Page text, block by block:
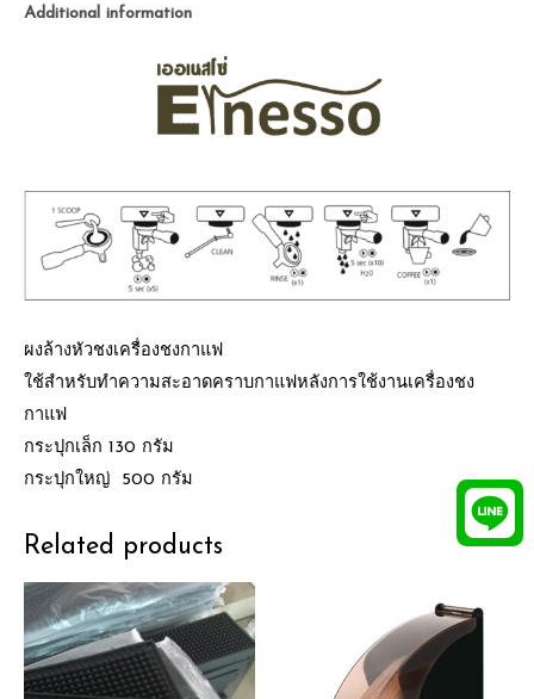
Additional information
ผงล้างหัวชงเครื่องชงกาแฟ
ใช้สำหรับทำความสะอาดคราบกาแฟหลังการใช้งานเครื่องชง
กาแฟ
กระปุกเล็ก 130 กรัม
กระปุกใหญ่ 500 กรัม
Related products